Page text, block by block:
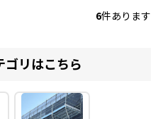
6件あります
リはこちら